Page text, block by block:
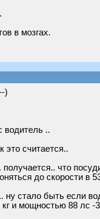
в мозгах.
)
водитель ..
это считается..
что
до скорости в
ну стало быть если
кг и мощностью 88 лс